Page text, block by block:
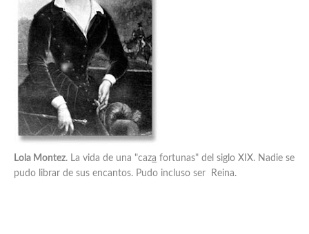
Lola Montez. La vida de una "caza fortunas" del siglo XIX. Nadie se
pudo librar de sus encantos. Pudo incluso ser Reina.